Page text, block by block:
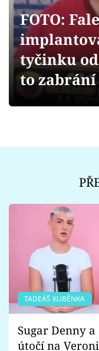
Videa
Sledujte
FOTO:
tyčinku
to
TADEÁŠ KUBĚNKA
Sugar Denny
útočí na